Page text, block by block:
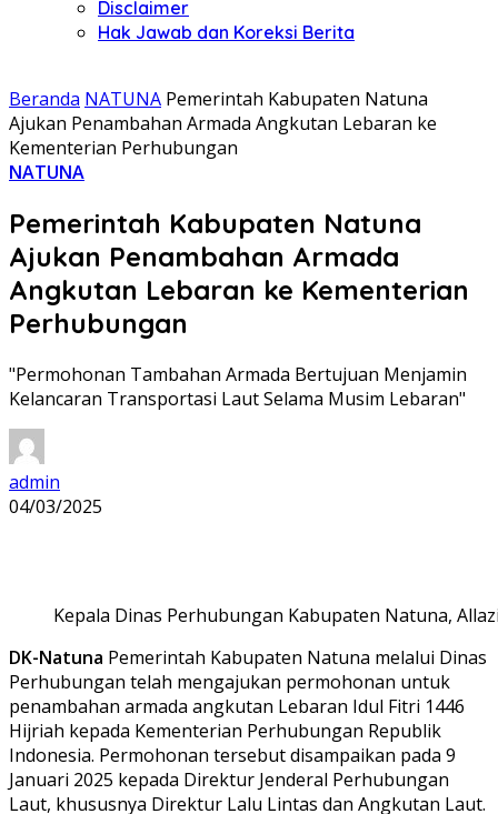
Disclaimer
Hak Jawab dan Koreksi Berita
Beranda NATUNA Pemerintah Kabupaten Natuna
Ajukan Penambahan Armada Angkutan Lebaran ke
Kementerian Perhubungan
NATUNA
Pemerintah Kabupaten Natuna
Ajukan Penambahan Armada
Angkutan Lebaran ke Kementerian
Perhubungan
"Permohonan Tambahan Armada Bertujuan Menjamin
Kelancaran Transportasi Laut Selama Musim Lebaran"
admin
04/03/2025
Kepala Dinas Perhubungan Kabupaten Natuna,
DK-Natuna Pemerintah Kabupaten Natuna melalui Dinas
Perhubungan telah mengajukan permohonan untuk
penambahan armada angkutan Lebaran Idul Fitri 1446
Hijriah kepada Kementerian Perhubungan Republik
Indonesia. Permohonan tersebut disampaikan pada 9
Januari 2025 kepada Direktur Jenderal Perhubungan
Laut, khususnya Direktur Lalu Lintas dan Angkutan Laut.